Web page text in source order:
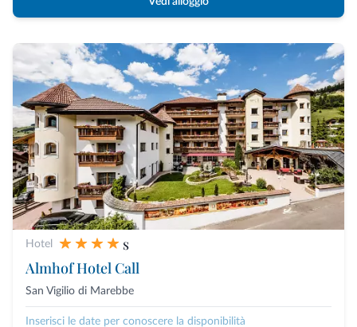
Hotel
s
Almhof Hotel Call
San Vigilio di Marebbe
Inserisci le date per conoscere la disponibilità